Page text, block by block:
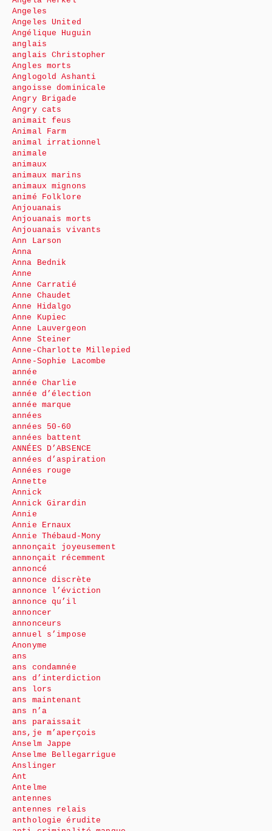
Angeles
Angeles United
Angélique Huguin
anglais
anglais Christopher
Angles morts
Anglogold Ashanti
angoisse dominicale
Angry Brigade
Angry cats
animait feus
Animal Farm
animal irrationnel
animale
animaux
animaux marins
animaux mignons
animé Folklore
Anjouanais
Anjouanais morts
Anjouanais vivants
Ann Larson
Anna
Anna Bednik
Anne
Anne Carratié
Anne Chaudet
Anne Hidalgo
Anne Kupiec
Anne Lauvergeon
Anne Steiner
Anne-Charlotte Millepied
Anne-Sophie Lacombe
année
année Charlie
année d’élection
année marque
années
années 50-60
années battent
ANNÉES D’ABSENCE
années d’aspiration
Années rouge
Annette
Annick
Annick Girardin
Annie
Annie Ernaux
Annie Thébaud-Mony
annonçait joyeusement
annonçait récemment
annoncé
annonce discrète
annonce l’éviction
annonce qu’il
annoncer
annonceurs
annuel s’impose
Anonyme
ans
ans condamnée
ans d’interdiction
ans lors
ans maintenant
ans n’a
ans paraissait
ans,je m’aperçois
Anselm Jappe
Anselme Bellegarrigue
Anslinger
Ant
Antelme
antennes
antennes relais
anthologie érudite